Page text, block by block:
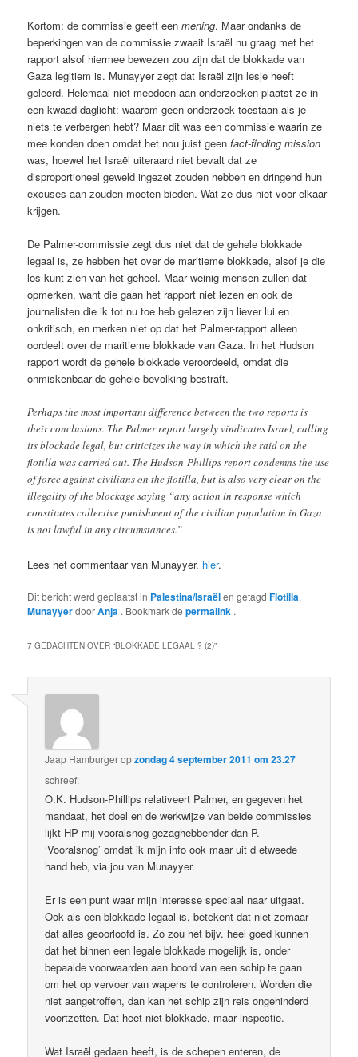
Kortom: de commissie geeft eenmening. Maar ondanks de
beperkingen van de commissie zwaait Israël nu graag met het
rapport alsof hiermee bewezen zou zijn dat de blokkade van
Gaza legitiem is. Munayyer zegt dat Israël zijn lesje heeft
geleerd. Helemaal niet meedoen aan onderzoeken plaatst ze in
een kwaad daglicht: waarom geen onderzoek toestaan als je
niets te verbergen hebt? Maar dit was een commissie waarin ze
mee konden doen omdat het nou juist geenfact-finding mission
was, hoewel het Israël uiteraard niet bevalt dat ze
disproportioneel geweld ingezet zouden hebben en dringend hun
excuses aan zouden moeten bieden. Wat ze dus niet voor elkaar
krijgen.
De Palmer-commissie zegt dus niet dat de gehele blokkade
legaal is, ze hebben het over de maritieme blokkade, alsof je die
los kunt zien van het geheel. Maar weinig mensen zullen dat
opmerken, want die gaan het rapport niet lezen en ook de
journalisten die ik tot nu toe heb gelezen zijn liever lui en
onkritisch, en merken niet op dat het Palmer-rapport alleen
oordeelt over de maritieme blokkade van Gaza. In het Hudson
rapport wordt de gehele blokkade veroordeeld, omdat die
onmiskenbaar de gehele bevolking bestraft.
Perhaps the most important difference between the two reports is
their conclusions. The Palmer report largely vindicates Israel, calling
its blockade legal, but criticizes the way in which the raid on the
flotilla was carried out. The Hudson-Phillips report condemns the use
of force against civilians on the flotilla, but is also very clear on the
illegality of the blockage saying “any action in response which
constitutes collective punishment of the civilian population in Gaza
is not lawful in any circumstances.”
Lees het commentaar van Munayyer, hier.
Dit bericht werd geplaatst in Palestina/Israëlen getagdFlotilla,
MunayyerdoorAnja . Bookmark depermalink .
7 GEDACHTEN OVER “BLOKKADE LEGAAL ? (2)”
Jaap Hamburgeropzondag 4 september 2011 om 23.27
schreef:
O.K. Hudson-Phillips relativeert Palmer, en gegeven het
mandaat, het doel en de werkwijze van beide commissies
lijkt HP mij vooralsnog gezaghebbender dan P.
‘Vooralsnog’ omdat ik mijn info ook maar uit d etweede
hand heb, via jou van Munayyer.
Er is een punt waar mijn interesse speciaal naar uitgaat.
Ook als een blokkade legaal is, betekent dat niet zomaar
dat alles geoorloofd is. Zo zou het bijv. heel goed kunnen
dat het binnen een legale blokkade mogelijk is, onder
bepaalde voorwaarden aan boord van een schip te gaan
om het op vervoer van wapens te controleren. Worden die
niet aangetroffen, dan kan het schip zijn reis ongehinderd
voortzetten. Dat heet niet blokkade, maar inspectie.
Wat Israël gedaan heeft, is de schepen enteren, de